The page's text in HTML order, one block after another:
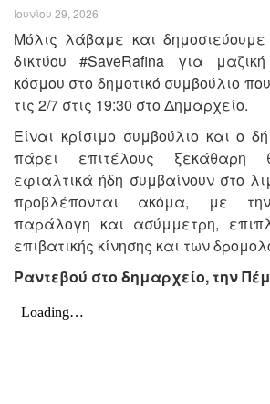
Ιουνίου 29, 2026
Μόλις λάβαμε και
δικτύου #SaveRafina για
κόσμου στο δημοτικό συμβούλιο
τις 2/7 στις 19:30 στο Δημαρχείο.
Είναι κρίσιμο συμβούλιο και ο
πάρει επιτέλους
εφιαλτικά ήδη συμβαίνουν στο
προβλέπονται ακόμα, με
παράλογη και ασύμμετρη,
επιβατικής κίνησης και των
Ραντεβού στο δημαρχείο, την